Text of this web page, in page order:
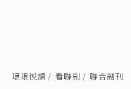
琅琅悅讀 看聯副 聯合副刊